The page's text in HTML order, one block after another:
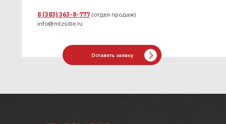
8 (383) 363-8-777 (отдел продаж)
info@mtzsibir.ru
Оставить заявку